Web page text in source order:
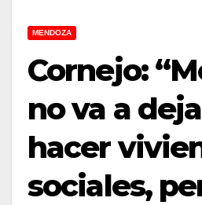
MENDOZA
Cornejo:
no va a
hacer
sociales,